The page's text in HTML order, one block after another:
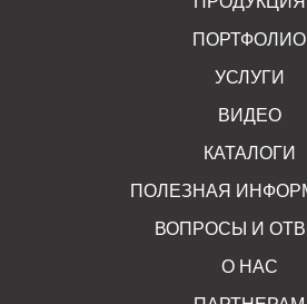
ПОРТФОЛИО
УСЛУГИ
ВИДЕО
КАТАЛОГИ
ПОЛЕЗНАЯ
ВОПРОСЫ И
О НАС